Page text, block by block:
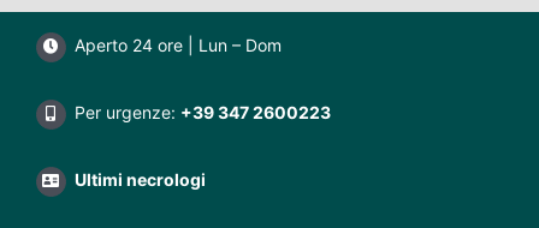
Salta
contenuto
Aperto 24 ore | Lun – Dom
Per urgenze: +39 347 2600223
Ultimi necrologi